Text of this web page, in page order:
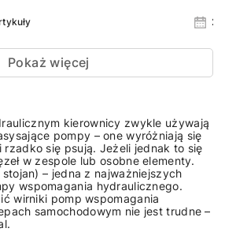
Pokaż więcej
kierownicy zwykle używają
pompy – one wyróżniają się
rzadko się psują. Jeżeli jednak to się
w zespole lub osobne elementy.
– jedna z najważniejszych
wspomagania hydraulicznego.
wirniki pomp wspomagania
samochodowym nie jest trudne –